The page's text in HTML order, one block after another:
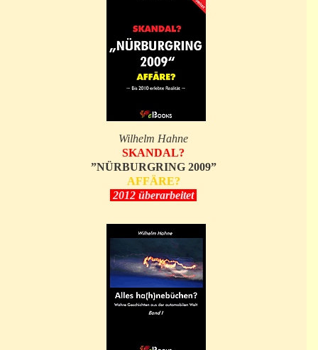
Wilhelm Hahne
SKANDAL?
”NÜRBURGRING 2009”
AFFÄRE?
2012 überarbeitet